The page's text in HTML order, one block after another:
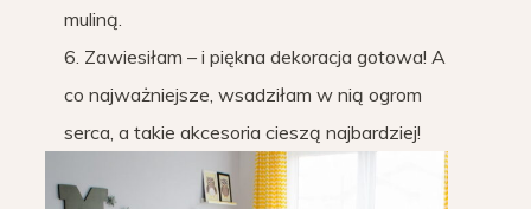
muliną.
6. Zawiesiłam – i piękna dekoracja gotowa! A
co najważniejsze, wsadziłam w nią ogrom
serca, a takie akcesoria cieszą najbardziej!